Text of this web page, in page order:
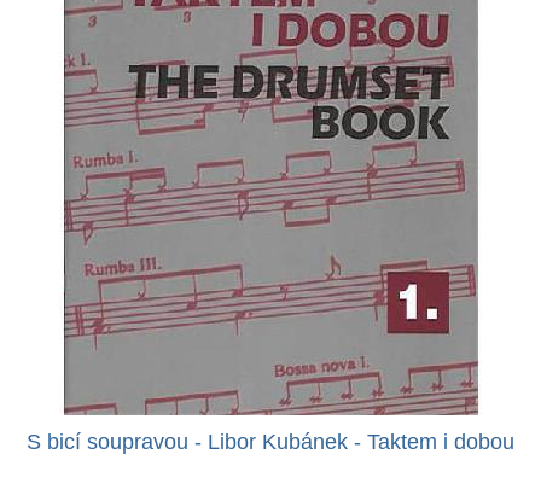
S bicí soupravou - Libor Kubánek - Taktem i dobou